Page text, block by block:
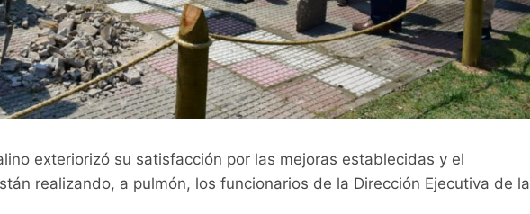
exteriorizó su satisfacción por las mejoras establecidas y el
realizando, a pulmón, los funcionarios de la Dirección Ejecutiva de la